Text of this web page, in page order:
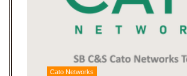
Cato Networks